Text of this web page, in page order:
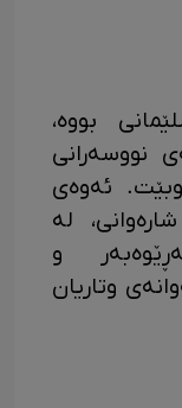
بووە،
نووسەرانی
ئەوەی
لە
و
وتاریان